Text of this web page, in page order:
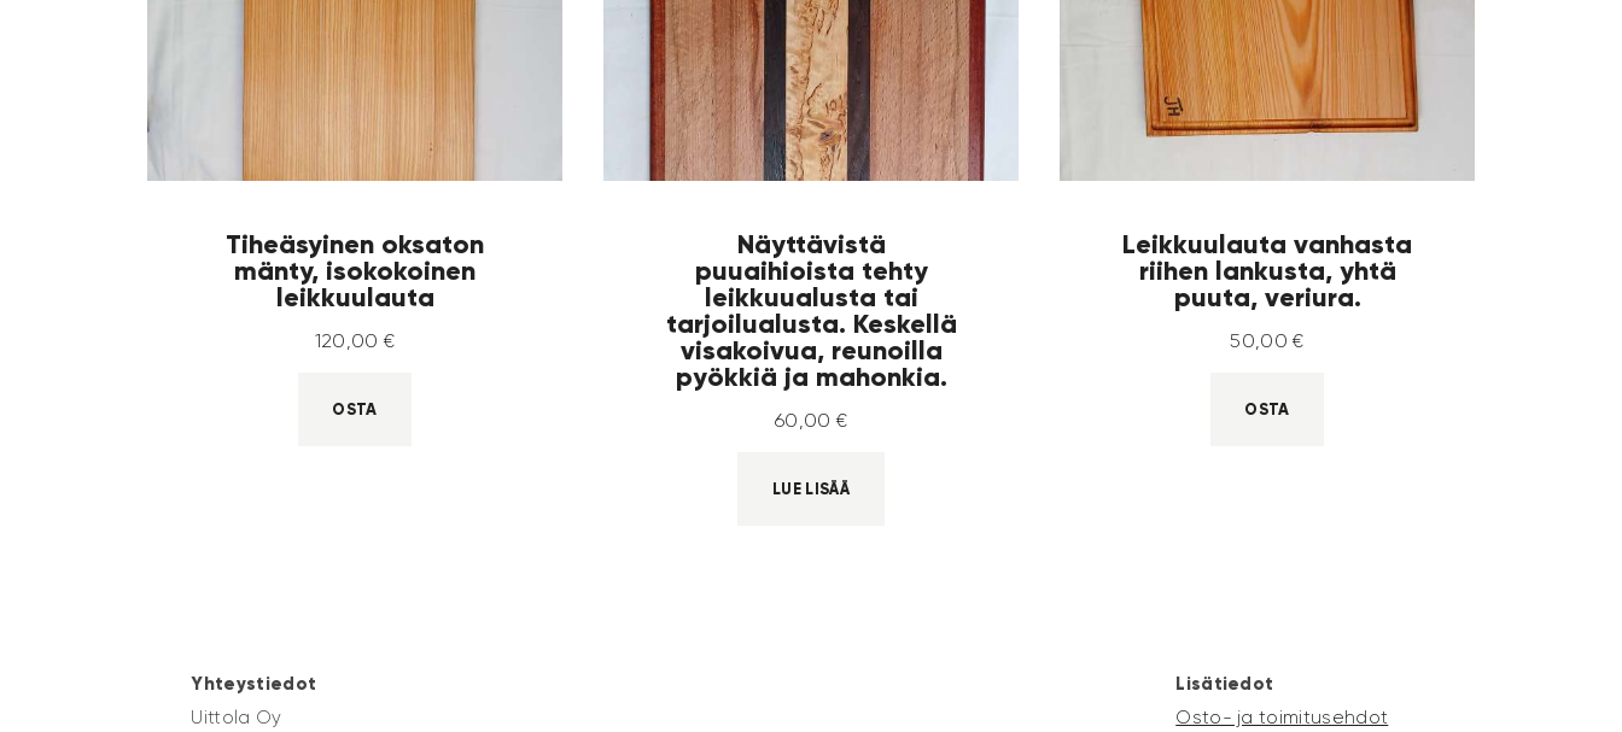
Tiheäsyinen oksaton
mänty, isokokoinen
leikkuulauta
120,00 €
OSTA
Näyttävistä
puuaihioista tehty
leikkuualusta tai
tarjoilualusta. Keskellä
visakoivua, reunoilla
pyökkiä ja mahonkia.
60,00 €
LUE LISÄÄ
Leikkuulauta vanhasta
riihen lankusta, yhtä
puuta, veriura.
50,00 €
OSTA
Yhteystiedot
Uittola Oy
Lisätiedot
Osto- ja toimitusehdot